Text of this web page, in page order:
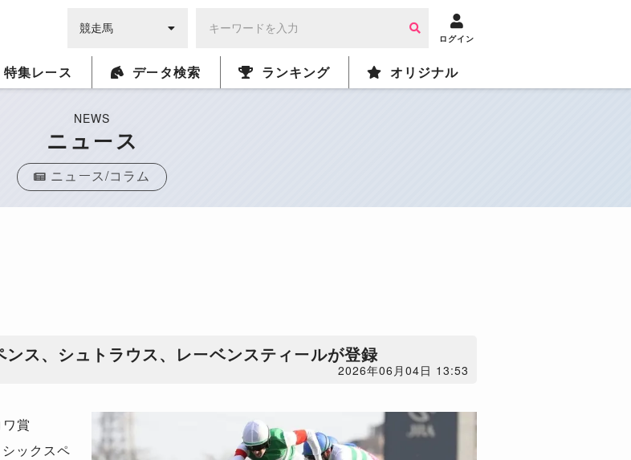
ログイン
特集レース データ検索 ランキング オリジナル
NEWS
ニュース
ニュース/コラム
ス、シュトラウス、レーベンスティールが登録
2026年06月04日 13:53
賞
ックスペ